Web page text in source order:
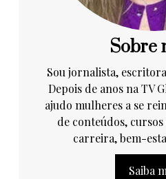
Sobre
Sou jornalista,
Depois de anos na TV
ajudo mulheres a se
de conteúdos,
carreira, bem-
Saiba